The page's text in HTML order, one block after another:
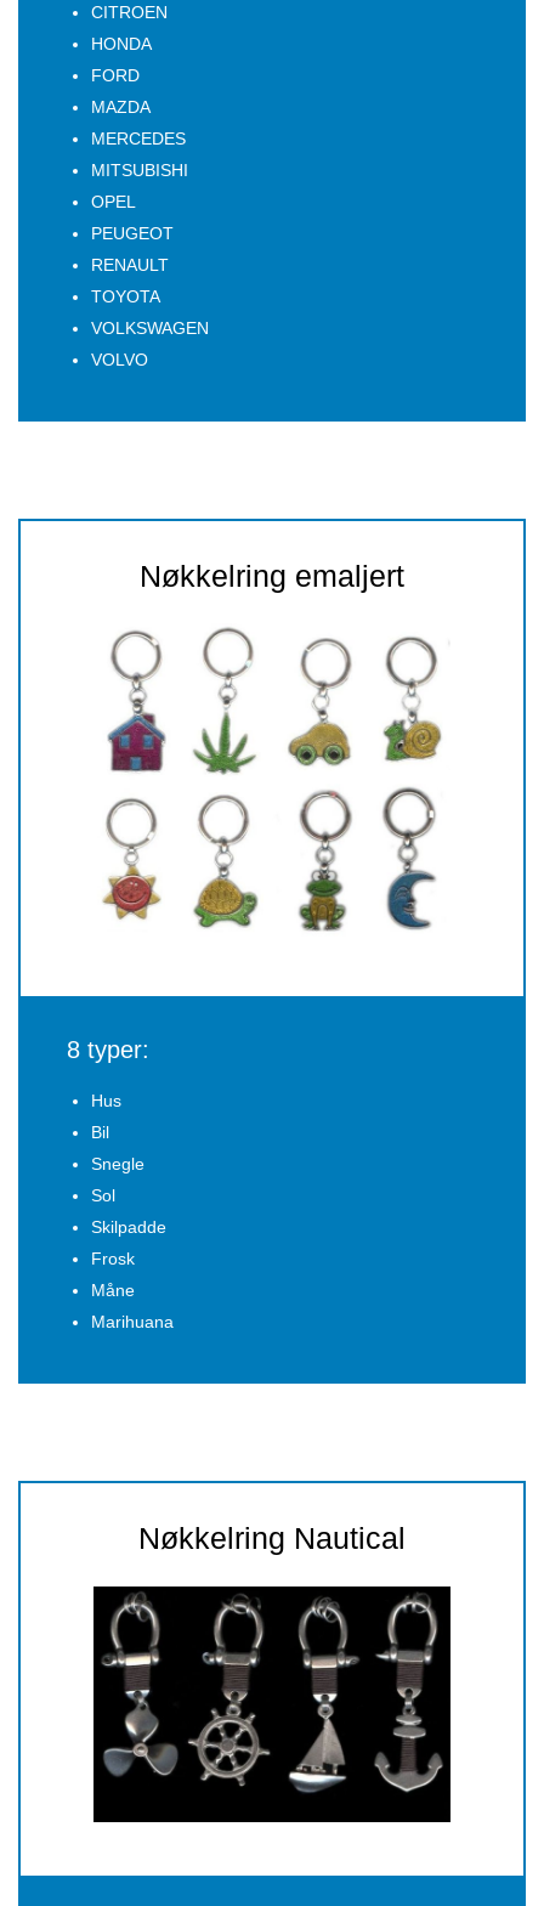
CITROEN
HONDA
FORD
MAZDA
MERCEDES
MITSUBISHI
OPEL
PEUGEOT
RENAULT
TOYOTA
VOLKSWAGEN
VOLVO
Nøkkelring emaljert
8 typer:
Hus
Bil
Snegle
Sol
Skilpadde
Frosk
Måne
Marihuana
Nøkkelring Nautical